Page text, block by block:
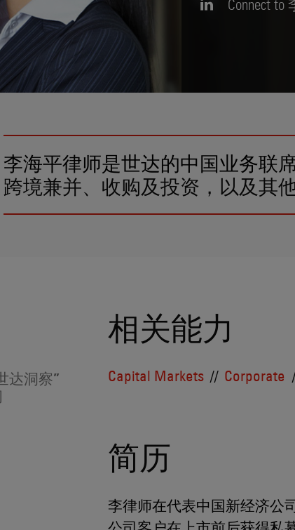
Connect to
李海平律师是世达的中国业务联
跨境兼并、收购及投资，以及其
达洞察”
相关能力
Capital Markets Corporate
简历
李律师在代表中国新经济公